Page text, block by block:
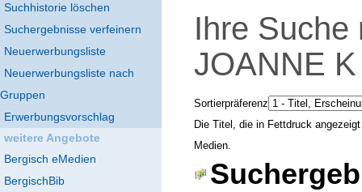
Suchhistorie löschen
Suchergebnisse verfeinern
Neuerwerbungsliste
Neuerwerbungsliste nach
Gruppen
Erwerbungsvorschlag
weitere Angebote
Bergisch eMedien
BergischBib
Ihre
JOANNE
Sortierpräferenz
Die Titel, die in Fettdruck
Medien.